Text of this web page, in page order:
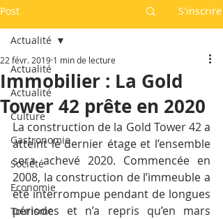
Post S'inscrire
Actualité
Actualité
Culture
Gastronomie
Société
Economie
Tourisme
Actualité
Immobilier : La Gold
Tower 42 prête en 2020
22 févr. 2019 1 min de lecture
La construction de la Gold Tower 42 a
atteint le dernier étage et l’ensemble
sera achevé 2020. Commencée en
2008, la construction de l’immeuble a
été interrompue pendant de longues
périodes et n’a repris qu’en mars